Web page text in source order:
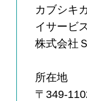
カブシキ
イサービ
株式会社
所在地
〒349-